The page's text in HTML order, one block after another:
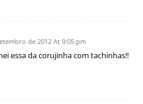
de 2012 At 9:05 pm
essa da corujinha com tachinhas!!